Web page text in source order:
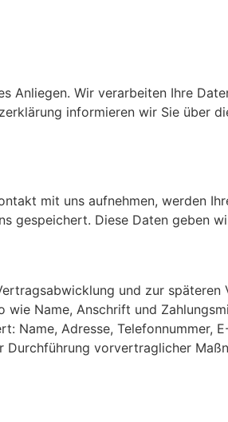
Anliegen. Wir verarbeiten Ihre
informieren wir Sie über
mit uns aufnehmen, werden
gespeichert. Diese Daten geben
und zur
wie Name, Anschrift und
Name, Adresse, Telefonnummer,
vorvertraglicher